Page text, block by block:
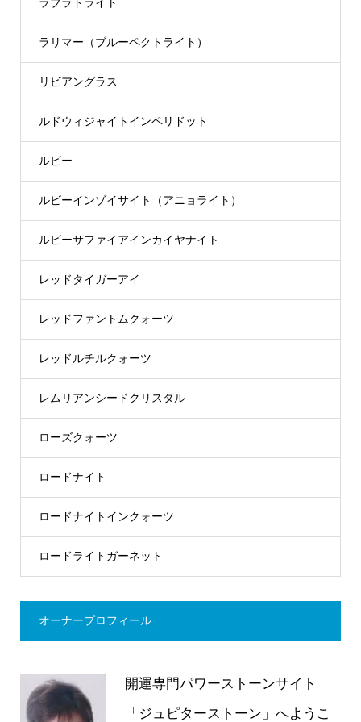
ラリマー（ブルーペクトライト）
リビアングラス
ルドウィジャイトインペリドット
ルビー
ルビーインゾイサイト（アニョライト）
ルビーサファイアインカイヤナイト
レッドタイガーアイ
レッドファントムクォーツ
レッドルチルクォーツ
レムリアンシードクリスタル
ローズクォーツ
ロードナイト
ロードナイトインクォーツ
ロードライトガーネット
オーナープロフィール
開運専門パワーストーンサイト
「ジュピターストーン」へようこ